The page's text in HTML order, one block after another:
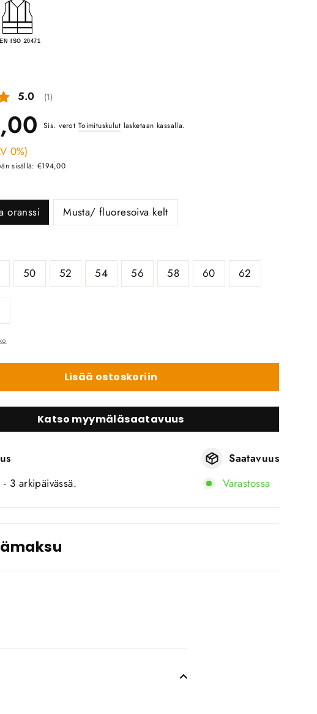
Keskimääräinen luokitus:
5.0 (äänet:
1)
Normaali
hinta
hinta
Sis. verot Toimituskulut lasketaan kassalla.
0%)
sisällä: €194,00
oranssi Musta/ fluoresoiva kelt
50 52 54 56 58 60 62
Lisää ostoskoriin
Katso myymäläsaatavuus
- 3 arkipäivässä.
Saatavuus
Varastossa